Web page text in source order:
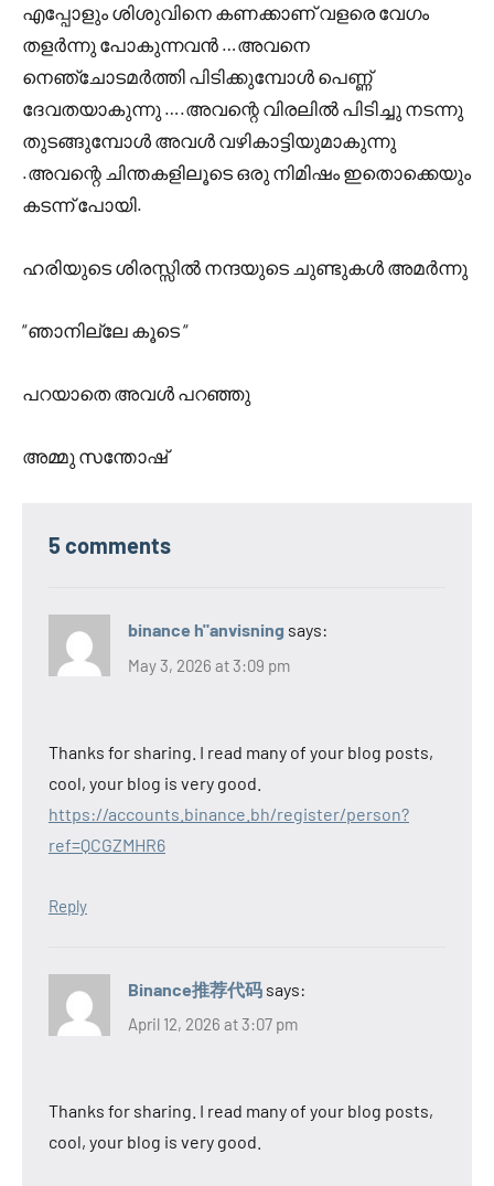
എപ്പോളും ശിശുവിനെ കണക്കാണ് വളരെ വേഗം
തളർന്നു പോകുന്നവൻ …അവനെ
നെഞ്ചോടമർത്തി പിടിക്കുമ്പോൾ പെണ്ണ്
ദേവതയാകുന്നു ….അവന്റെ വിരലിൽ പിടിച്ചു നടന്നു
തുടങ്ങുമ്പോൾ അവൾ വഴികാട്ടിയുമാകുന്നു
.അവന്റെ ചിന്തകളിലൂടെ ഒരു നിമിഷം ഇതൊക്കെയും
കടന്ന് പോയി.
ഹരിയുടെ ശിരസ്സിൽ നന്ദയുടെ ചുണ്ടുകൾ അമർന്നു
“ഞാനില്ലേ കൂടെ “
പറയാതെ അവൾ പറഞ്ഞു
അമ്മു സന്തോഷ്
5 comments
binance h"anvisning says:
May 3, 2026 at 3:09 pm
Thanks for sharing. I read many of your blog posts,
cool, your blog is very good.
https://accounts.binance.bh/register/person?
ref=QCGZMHR6
Reply
Binance推荐代码 says:
April 12, 2026 at 3:07 pm
Thanks for sharing. I read many of your blog posts,
cool, your blog is very good.